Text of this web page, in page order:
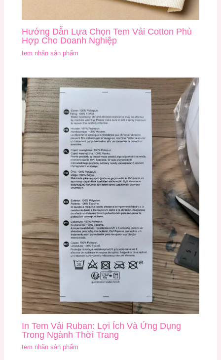
Hướng Dẫn Lựa Chọn Tem Vải Cotton Phù
Hợp Cho Doanh Nghiệp
tem nhãn sản phẩm
In Tem Vải Ruban: Lợi Ích Và Ứng Dụng
Trong Ngành Thời Trang
tem nhãn sản phẩm